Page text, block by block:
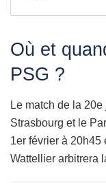
Où et
PSG ?
Le match de la
Strasbourg et le
1er février à 20h45
Wattellier arbitrera